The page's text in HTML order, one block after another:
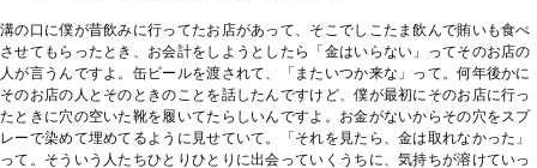
溝の口に僕が昔飲みに行ってたお店があって、そこでしこたま飲んで賄いも食べ
させてもらったとき、お会計をしようとしたら「金はいらない」ってそのお店の
人が言うんですよ。缶ビールを渡されて、「またいつか来な」って。何年後かに
そのお店の人とそのときのことを話したんですけど、僕が最初にそのお店に行っ
たときに穴の空いた靴を履いてたらしいんですよ。お金がないからその穴をスプ
レーで染めて埋めてるように見せていて。「それを見たら、金は取れなかった」
って。そういう人たちひとりひとりに出会っていくうちに、気持ちが溶けていっ